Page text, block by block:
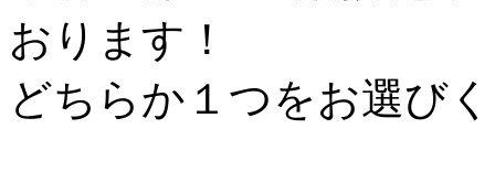
おります！
どちらか１つをお選び